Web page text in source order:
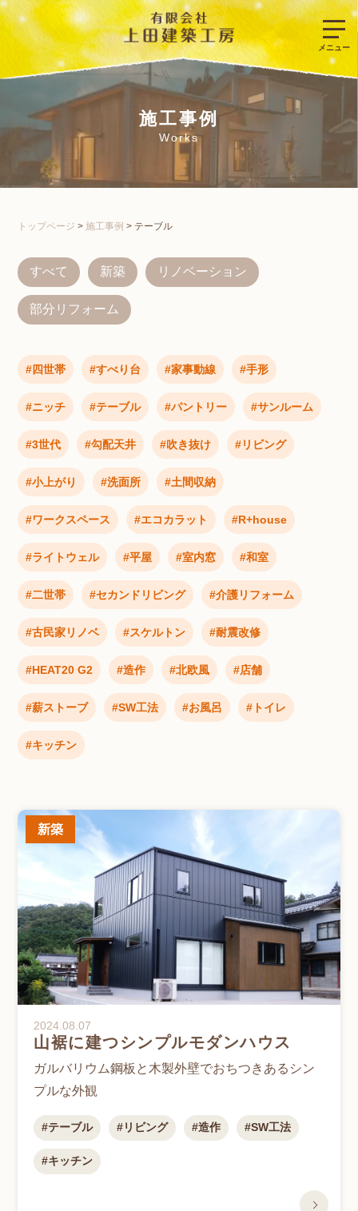
施工事例
Works
トップページ >施工事例 > テーブル
すべて 新築 リノベーション
部分リフォーム
四世帯 すべり台 家事動線 手形
ニッチ テーブル パントリー サンルーム
3世代 勾配天井 吹き抜け リビング
小上がり 洗面所 土間収納
ワークスペース エコカラット R+house
ライトウェル 平屋 室内窓 和室
二世帯 セカンドリビング 介護リフォーム
古民家リノベ スケルトン 耐震改修
HEAT20 G2 造作 北欧風 店舗
薪ストーブ SW工法 お風呂 トイレ
キッチン
新築
2024.08.07
山裾に建つシンプルモダンハウス
ガルバリウム鋼板と木製外壁でおちつきあるシン
プルな外観
テーブル リビング 造作 SW工法
キッチン